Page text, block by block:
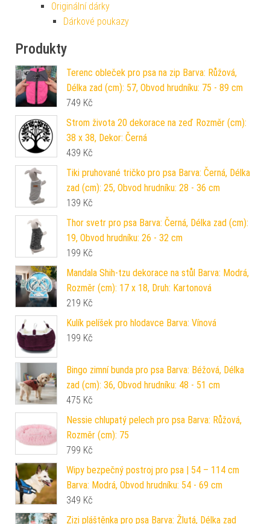
Originální dárky
Dárkové poukazy
Produkty
Terenc obleček pro psa na zip Barva: Růžová,
Délka zad (cm): 57, Obvod hrudníku: 75 - 89 cm
749 Kč
Strom života 20 dekorace na zeď Rozměr (cm):
38 x 38, Dekor: Černá
439 Kč
Tiki pruhované tričko pro psa Barva: Černá, Délka
zad (cm): 25, Obvod hrudníku: 28 - 36 cm
139 Kč
Thor svetr pro psa Barva: Černá, Délka zad (cm):
19, Obvod hrudníku: 26 - 32 cm
199 Kč
Mandala Shih-tzu dekorace na stůl Barva: Modrá,
Rozměr (cm): 17 x 18, Druh: Kartonová
219 Kč
Kulík pelíšek pro hlodavce Barva: Vínová
199 Kč
Bingo zimní bunda pro psa Barva: Béžová, Délka
zad (cm): 36, Obvod hrudníku: 48 - 51 cm
475 Kč
Nessie chlupatý pelech pro psa Barva: Růžová,
Rozměr (cm): 75
799 Kč
Wipy bezpečný postroj pro psa | 54 – 114 cm
Barva: Modrá, Obvod hrudníku: 54 - 69 cm
349 Kč
Zizi pláštěnka pro psa Barva: Žlutá, Délka zad